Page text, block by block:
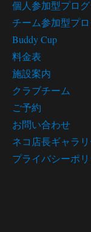
個人参加型プロ
チーム参加型プ
Buddy Cup
料金表
施設案内
クラブチーム
ご予約
お問い合わせ
ネコ店長ギャラ
プライバシーポ